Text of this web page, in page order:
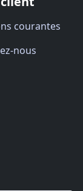
courantes
nous